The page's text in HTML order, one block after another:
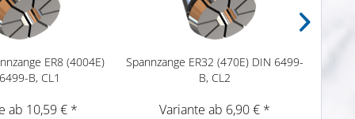
ER8 (4004E)
B, CL1
ab 10,59 € *
Spannzange ER32 (470E) DIN 6499-
B, CL2
Variante ab 6,90 € *